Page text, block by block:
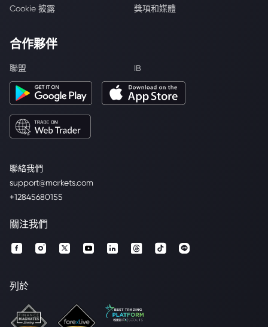
聯絡我們
support@markets.com
+12845680155
Cookie 披露
獎項和媒體
合作夥伴
聯盟 IB
關注我們
列於